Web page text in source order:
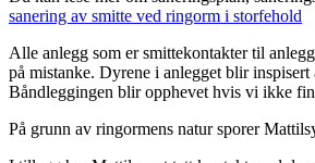
sanering av smitte ved ringorm i storfehold
Alle anlegg som er smittekontakter til
på mistanke. Dyrene i anlegget blir
Båndleggingen blir opphevet hvis vi ikke
På grunn av ringormens natur sporer